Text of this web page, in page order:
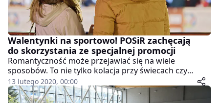
Walentynki na sportowo! POSiR zachęcają
do skorzystania ze specjalnej promocji
Romantyczność może przejawiać się na wiele
sposobów. To nie tylko kolacja przy świecach czy
bukiet róż, ale także wspólna zabawa i… dbanie o
zdrowie poprzez aktywność fizyczną. Właśnie w taki
sposób można spędzić Walentynki, do czego zachęcają
13 lutego 2020, 00:00